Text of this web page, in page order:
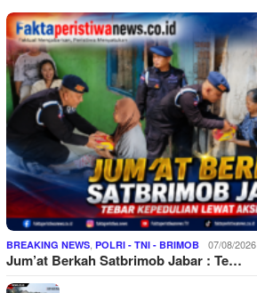
BREAKING NEWS, POLRI - TNI - BRIMOB 07/08/2026
Jum’at Berkah Satbrimob Jabar : Te…